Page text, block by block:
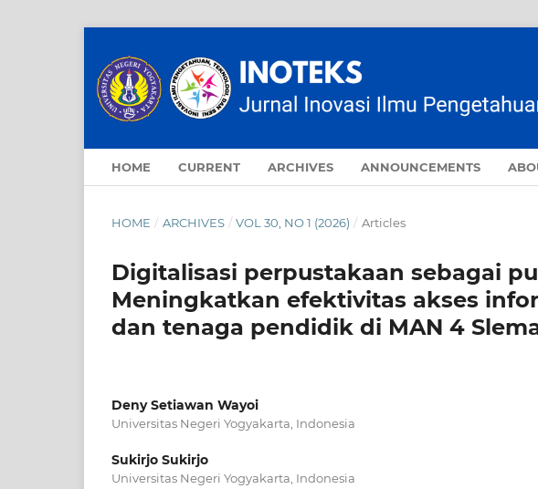
HOME CURRENT ARCHIVES ANNOUNCEMENTS
HOME / ARCHIVES / VOL 30, NO 1 (2026) / Articles
Digitalisasi perpustakaan sebagai
Meningkatkan efektivitas akses
dan tenaga pendidik di MAN 4
Deny Setiawan Wayoi
Universitas Negeri Yogyakarta, Indonesia
Sukirjo Sukirjo
Universitas Negeri Yogyakarta, Indonesia